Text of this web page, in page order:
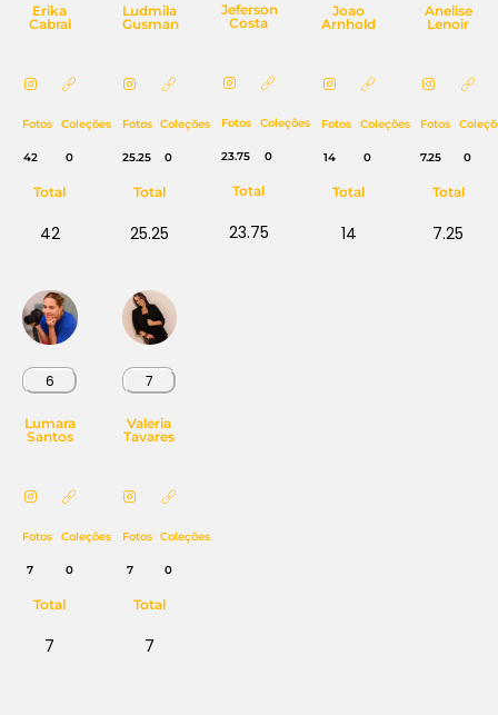
Erika
Cabral
Fotos Coleções
42 0
Total
42
Ludmila
Gusman
Fotos Coleções
25.25 0
Total
25.25
Jeferson
Costa
Fotos Coleções
23.75 0
Total
23.75
Joao
Arnhold
Fotos Coleções
14 0
Total
14
Anelise
Lenoir
Fotos
7.25 0
Total
7.25
6
Lumara
Santos
Fotos Coleções
7 0
Total
7
7
Valeria
Tavares
Fotos Coleções
7 0
Total
7